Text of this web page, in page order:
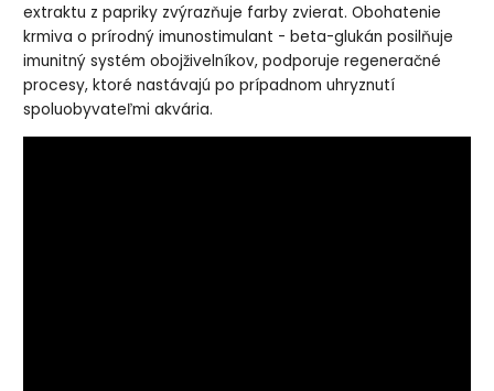
extraktu z papriky zvýrazňuje farby zvierat.Obohatenie
krmiva o prírodný imunostimulant - beta-glukán posilňuje
imunitný systém obojživelníkov, podporuje regeneračné
procesy, ktoré nastávajú po prípadnom uhryznutí
spoluobyvateľmi akvária.